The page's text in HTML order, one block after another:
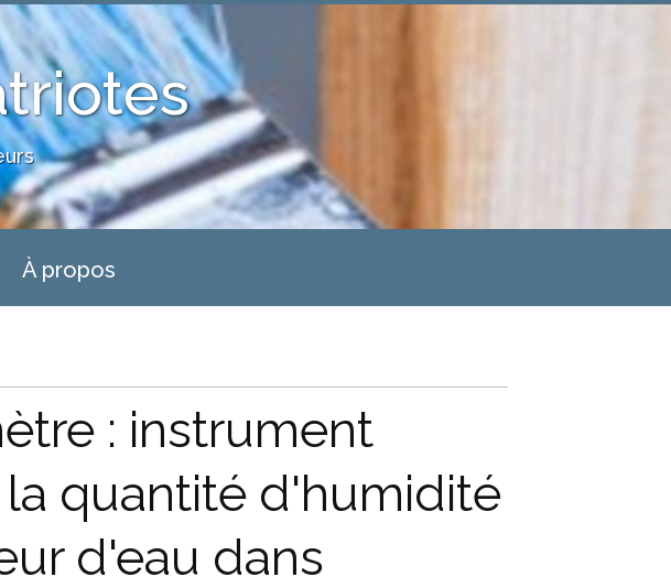
À propos
: instrument
quantité d'humidité
d'eau dans